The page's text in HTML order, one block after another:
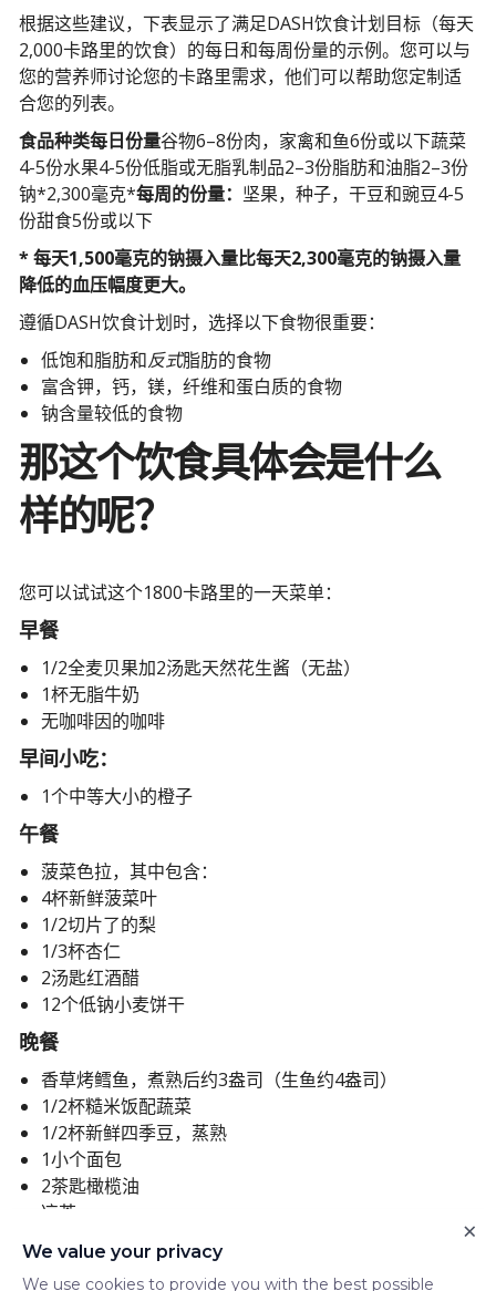
根据这些建议，下表显示了满足DASH饮食计划目标（每天
2,000卡路里的饮食）的每日和每周份量的示例。您可以与
您的营养师讨论您的卡路里需求，他们可以帮助您定制适
合您的列表。
食品种类每日份量谷物6–8份肉，家禽和鱼6份或以下蔬菜
4-5份水果4-5份低脂或无脂乳制品2–3份脂肪和油脂2–3份
钠*2,300毫克*每周的份量： 坚果，种子，干豆和豌豆4-5
份甜食5份或以下
* 每天1,500毫克的钠摄入量比每天2,300毫克的钠摄入量
降低的血压幅度更大。
遵循DASH饮食计划时，选择以下食物很重要：
低饱和脂肪和反式脂肪的食物
富含钾，钙，镁，纤维和蛋白质的食物
钠含量较低的食物
那这个饮食具体会是什么
样的呢？
您可以试试这个1800卡路里的一天菜单：
早餐
1/2全麦贝果加2汤匙天然花生酱（无盐）
1杯无脂牛奶
无咖啡因的咖啡
早间小吃：
1个中等大小的橙子
午餐
菠菜色拉，其中包含：
4杯新鲜菠菜叶
1/2切片了的梨
1/3杯杏仁
2汤匙红酒醋
12个低钠小麦饼干
晚餐
香草烤鳕鱼，煮熟后约3盎司（生鱼约4盎司）
1/2杯糙米饭配蔬菜
1/2杯新鲜四季豆，蒸熟
1小个面包
2茶匙橄榄油
凉茶
大量研究表明，DASH饮食可以降低许多疾病的风险，包括
某些癌症，中风，心脏病，心力衰竭，肾结石和糖尿病。
We value your privacy
We use cookies to provide you with the best possible
×